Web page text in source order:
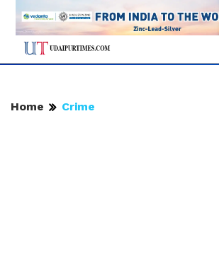
Home Crime